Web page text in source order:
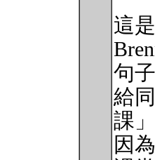
這
句
給
課
因